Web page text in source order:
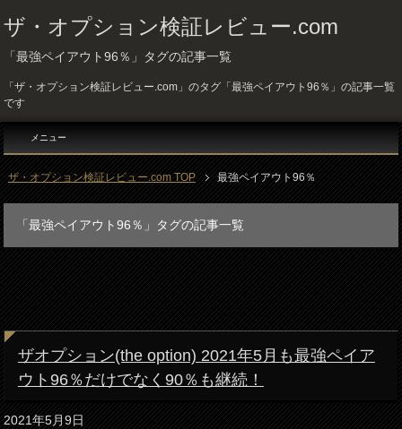
ザ・オプション検証レビュー.com
「最強ペイアウト96％」タグの記事一覧
「ザ・オプション検証レビュー.com」のタグ「最強ペイアウト96％」の記事一覧
です
メニュー
ザ・オプション検証レビュー.com TOP 最強ペイアウト96％
「最強ペイアウト96％」タグの記事一覧
ザオプション(the option) 2021年5月も最強ペイア
ウト96％だけでなく90％も継続！
2021年5月9日